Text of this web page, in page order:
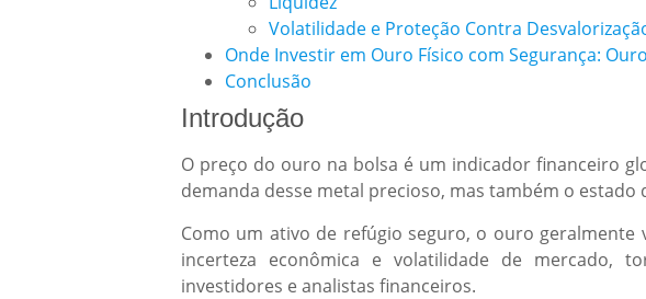
Volatilidade e Proteção Contra
Onde Investir em Ouro Físico com Segurança:
Conclusão
Introdução
O preço do ouro na bolsa é um indicador financeiro
demanda desse metal precioso, mas também o estado
Como um ativo de refúgio seguro, o ouro
incerteza econômica e volatilidade de mercado,
investidores e analistas financeiros.